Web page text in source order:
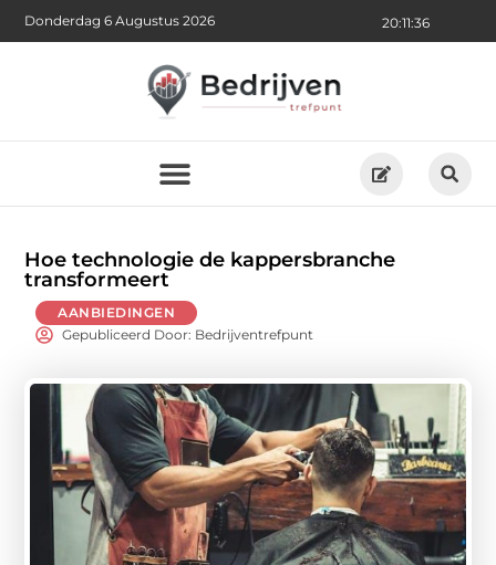
20:11:38
Donderdag 6 Augustus 2026
Hoe technologie de kappersbranche
transformeert
AANBIEDINGEN
Gepubliceerd Door: Bedrijventrefpunt